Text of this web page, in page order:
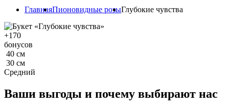
ГлавнаяПионовидные розыГлубокие чувства
+170
бонусов
40 см
30 см
Средний
Ваши выгоды и почему выбирают нас